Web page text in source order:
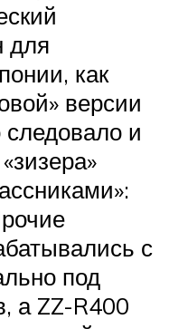
для
как
версии
и
с
под
а ZZ-R400